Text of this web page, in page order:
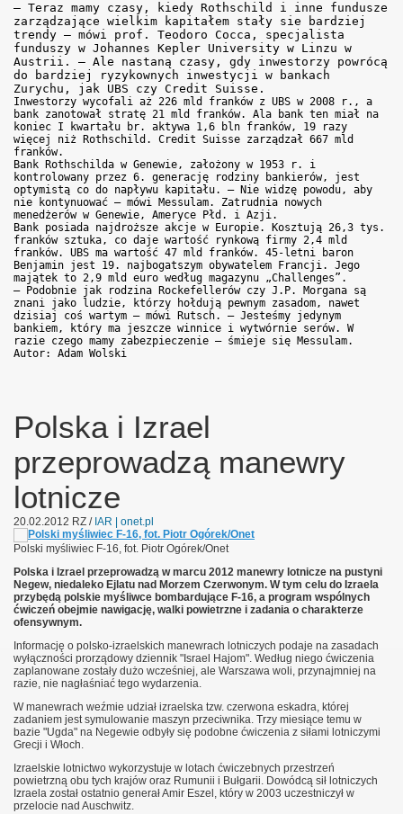
– Teraz mamy czasy, kiedy Rothschild i inne fundusze
zarządzające wielkim kapitałem stały sie bardziej
trendy – mówi prof. Teodoro Cocca, specjalista
funduszy w Johannes Kepler University w Linzu w
Austrii. – Ale nastaną czasy, gdy inwestorzy powrócą
do bardziej ryzykownych inwestycji w bankach
Zurychu, jak UBS czy Credit Suisse.
Inwestorzy wycofali aż 226 mld franków z UBS w 2008 r., a
bank zanotował stratę 21 mld franków. Ala bank ten miał na
koniec I kwartału br. aktywa 1,6 bln franków, 19 razy
więcej niż Rothschild. Credit Suisse zarządzał 667 mld
franków.
Bank Rothschilda w Genewie, założony w 1953 r. i
kontrolowany przez 6. generację rodziny bankierów, jest
optymistą co do napływu kapitału. – Nie widzę powodu, aby
nie kontynuować – mówi Messulam. Zatrudnia nowych
menedżerów w Genewie, Ameryce Płd. i Azji.
Bank posiada najdroższe akcje w Europie. Kosztują 26,3 tys.
franków sztuka, co daje wartość rynkową firmy 2,4 mld
franków. UBS ma wartość 47 mld franków. 45-letni baron
Benjamin jest 19. najbogatszym obywatelem Francji. Jego
majątek to 2,9 mld euro według magazynu „Challenges”.
– Podobnie jak rodzina Rockefellerów czy J.P. Morgana są
znani jako ludzie, którzy hołdują pewnym zasadom, nawet
dzisiaj coś wartym – mówi Rutsch. – Jesteśmy jedynym
bankiem, który ma jeszcze winnice i wytwórnie serów. W
razie czego mamy zabezpieczenie – śmieje się Messulam.
Autor: Adam Wolski
Polska i Izrael
przeprowadzą manewry
lotnicze
20.02.2012 RZ / IAR | onet.pl
Polski myśliwiec F-16, fot. Piotr Ogórek/Onet
Polska i Izrael przeprowadzą w marcu 2012 manewry lotnicze na pustyni
Negew, niedaleko Ejlatu nad Morzem Czerwonym. W tym celu do Izraela
przybędą polskie myśliwce bombardujące F-16, a program wspólnych
ćwiczeń obejmie nawigację, walki powietrzne i zadania o charakterze
ofensywnym.
Informację o polsko-izraelskich manewrach lotniczych podaje na zasadach
wyłączności prorządowy dziennik "Israel Hajom". Według niego ćwiczenia
zaplanowane zostały dużo wcześniej, ale Warszawa woli, przynajmniej na
razie, nie nagłaśniać tego wydarzenia.
W manewrach weźmie udział izraelska tzw. czerwona eskadra, której
zadaniem jest symulowanie maszyn przeciwnika. Trzy miesiące temu w
bazie "Ugda" na Negewie odbyły się podobne ćwiczenia z siłami lotniczymi
Grecji i Włoch.
Izraelskie lotnictwo wykorzystuje w lotach ćwiczebnych przestrzeń
powietrzną obu tych krajów oraz Rumunii i Bułgarii. Dowódcą sił lotniczych
Izraela został ostatnio generał Amir Eszel, który w 2003 uczestniczył w
przelocie nad Auschwitz.